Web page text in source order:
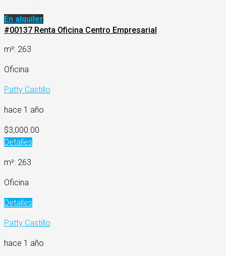
En alquiler
#00137 Renta Oficina Centro Empresarial
m²: 263
Oficina
Patty Castillo
hace 1 año
$3,000.00
Detalles
m²: 263
Oficina
Detalles
Patty Castillo
hace 1 año